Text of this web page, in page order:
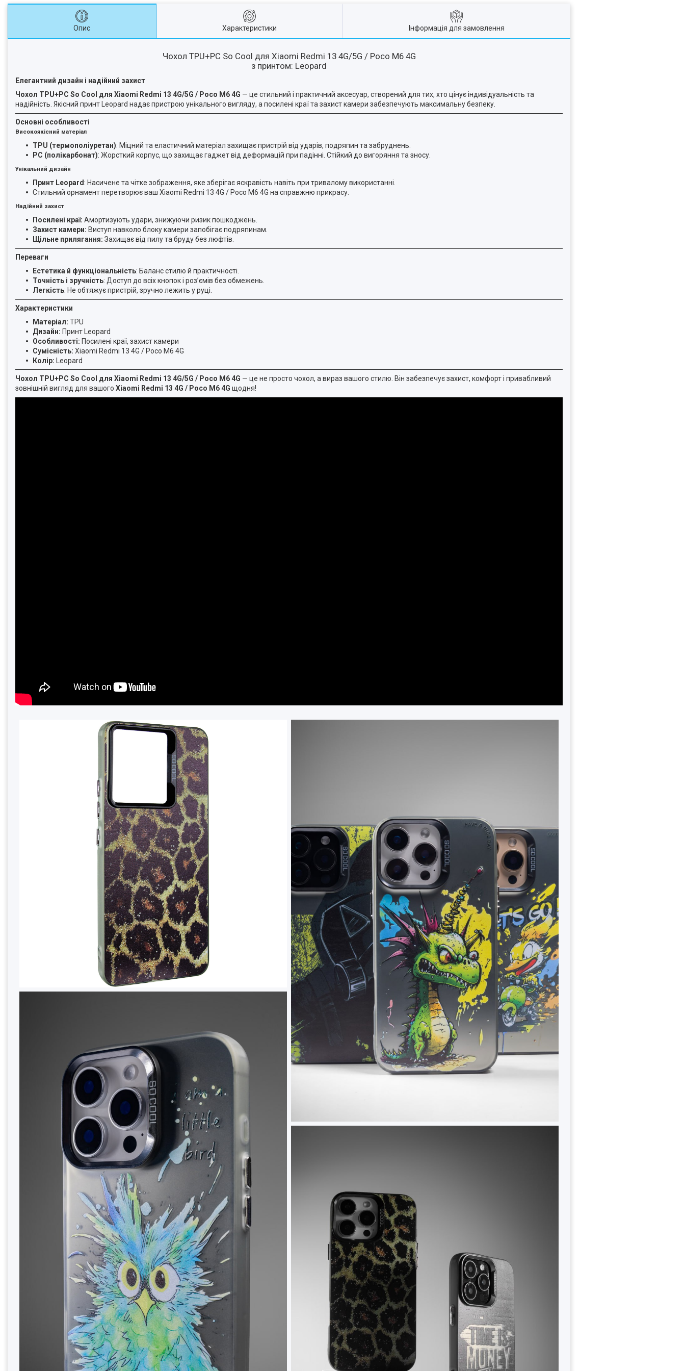
Опис Характеристики Інформація для замовлення
Чохол TPU+PC So Cool для Xiaomi Redmi 13 4G/5G / Poco M6 4G
з принтом: Leopard
Елегантний дизайн і надійний захист
Чохол TPU+PC So Cool для Xiaomi Redmi 13 4G/5G / Poco M6 4G — це стильний і практичний аксесуар, створений для тих, хто цінує індивідуальність та
надійність. Якісний принт Leopard надає пристрою унікального вигляду, а посилені краї та захист камери забезпечують максимальну безпеку.
Основні особливості
Високоякісний матеріал
TPU (термополіуретан): Міцний та еластичний матеріал захищає пристрій від ударів, подряпин та забруднень.
PC (полікарбонат): Жорсткий корпус, що захищає гаджет від деформацій при падінні. Стійкий до вигоряння та зносу.
Унікальний дизайн
Принт Leopard : Насичене та чітке зображення, яке зберігає яскравість навіть при тривалому використанні.
Стильний орнамент перетворює ваш Xiaomi Redmi 13 4G / Poco M6 4G на справжню прикрасу.
Надійний захист
Посилені краї: Амортизують удари, знижуючи ризик пошкоджень.
Захист камери: Виступ навколо блоку камери запобігає подряпинам.
Щільне прилягання: Захищає від пилу та бруду без люфтів.
Переваги
Естетика й функціональність: Баланс стилю й практичності.
Точність і зручність: Доступ до всіх кнопок і розʼємів без обмежень.
Легкість: Не обтяжує пристрій, зручно лежить у руці.
Характеристики
Матеріал: TPU
Дизайн: Принт Leopard
Особливості: Посилені краї, захист камери
Сумісність: Xiaomi Redmi 13 4G / Poco M6 4G
Колір: Leopard
Чохол TPU+PC So Cool для Xiaomi Redmi 13 4G/5G / Poco M6 4G — це не просто чохол, а вираз вашого стилю. Він забезпечує захист, комфорт і привабливий
зовнішній вигляд для вашого Xiaomi Redmi 13 4G / Poco M6 4G щодня!